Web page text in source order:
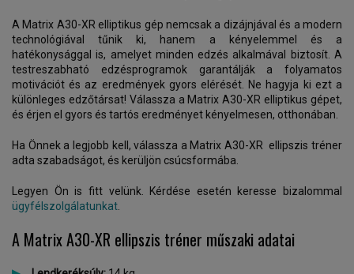
A Matrix A30-XR elliptikus gép nemcsak a dizájnjával és a modern
technológiával tűnik ki, hanem a kényelemmel és a
hatékonysággal is, amelyet minden edzés alkalmával biztosít. A
testreszabható edzésprogramok garantálják a folyamatos
motivációt és az eredmények gyors elérését. Ne hagyja ki ezt a
különleges edzőtársat! Válassza a Matrix A30-XR elliptikus gépet,
és érjen el gyors és tartós eredményet kényelmesen, otthonában.
Ha Önnek a legjobb kell, válassza a Matrix A30-XR ellipszis tréner
adta szabadságot, és kerüljön csúcsformába.
Legyen Ön is fitt velünk. Kérdése esetén keresse bizalommal
ügyfélszolgálatunkat
A Matrix A30-XR ellipszis tréner műszaki adatai